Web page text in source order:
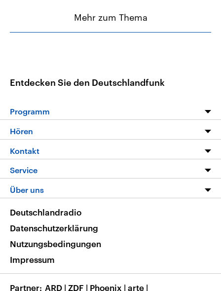
Mehr zum Thema
Entdecken Sie den Deutschlandfunk
Programm
Die Nachrichten
Nachrichtenleicht
Neue Beiträge auf dlf.de
Hören
Livestream
Podcasts
Deutschlandfunk App
Nachrichten App
Frequenzen
Kontakt
Hörerservice
Service
FAQ
Veranstaltungen
Musikliste
RSS
Über uns
Barrierefreiheit
Deutschlandradio
Datenschutzerklärung
Nutzungsbedingungen
Impressum
Partner ARD | ZDF | Phoenix | arte |